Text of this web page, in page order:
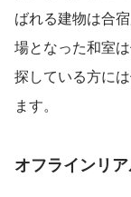
ばれる建物は合
場となった和室
探している方に
ます。
オフラインリ